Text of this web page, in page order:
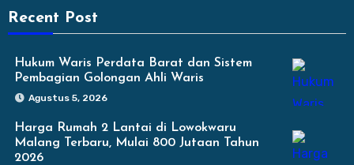
Recent Post
Hukum Waris Perdata Barat dan Sistem
Pembagian Golongan Ahli Waris
Agustus 5, 2026
Harga Rumah 2 Lantai di Lowokwaru
Malang Terbaru, Mulai 800 Jutaan Tahun
2026